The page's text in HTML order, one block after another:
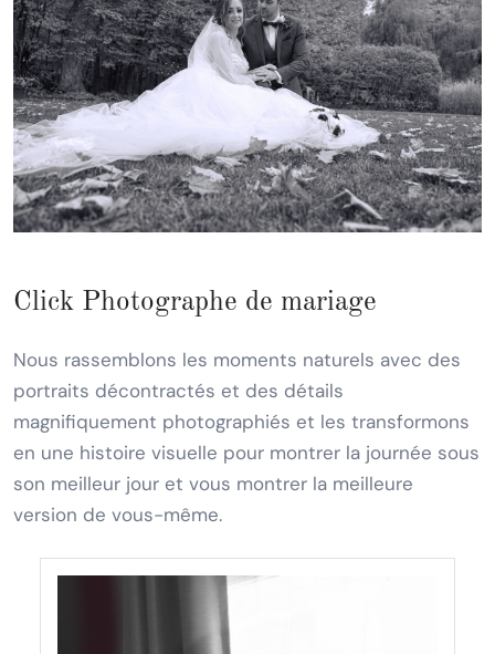
Click Photographe de mariage
Nous rassemblons les moments naturels avec des
portraits décontractés et des détails
magnifiquement photographiés et les transformons
en une histoire visuelle pour montrer la journée sous
son meilleur jour et vous montrer la meilleure
version de vous-même.